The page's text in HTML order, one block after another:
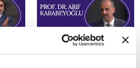
39. Bölüm